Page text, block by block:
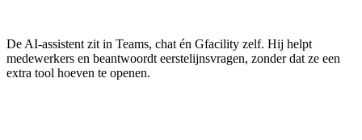
De AI-assistent zit in Teams, chat én Gfacility zelf. Hij helpt
medewerkers en beantwoordt eerstelijnsvragen, zonder dat ze een
extra tool hoeven te openen.